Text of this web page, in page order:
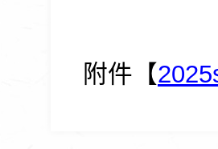
附件【